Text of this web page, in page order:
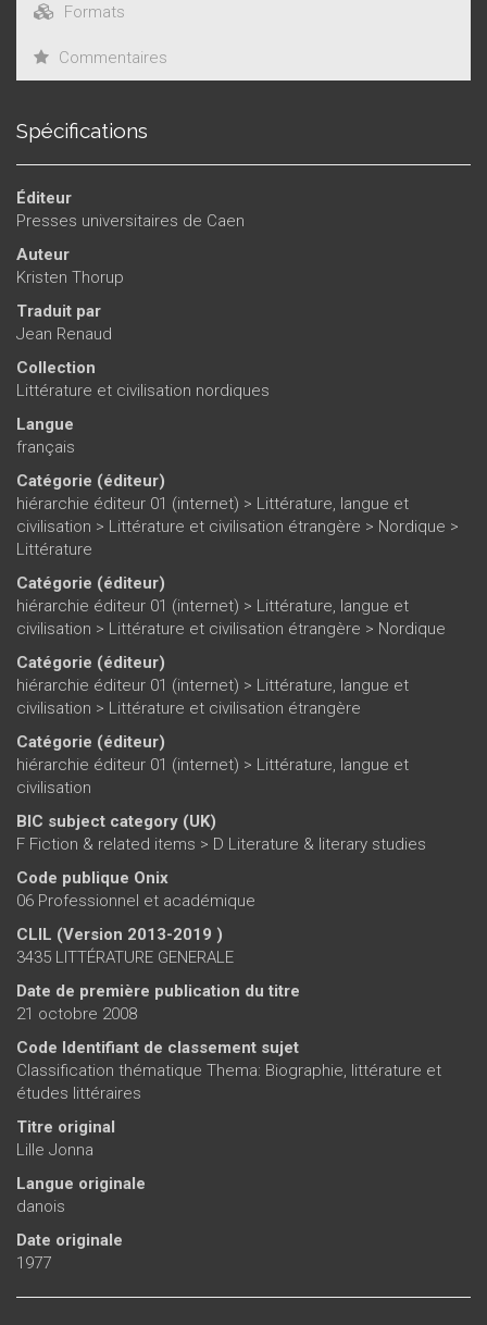
Formats
Commentaires
Spécifications
Éditeur
Presses universitaires de Caen
Auteur
Kristen Thorup
Traduit par
Jean Renaud
Collection
Littérature et civilisation nordiques
Langue
français
Catégorie (éditeur)
hiérarchie éditeur 01 (internet) > Littérature, langue et
civilisation > Littérature et civilisation étrangère > Nordique >
Littérature
Catégorie (éditeur)
hiérarchie éditeur 01 (internet) > Littérature, langue et
civilisation > Littérature et civilisation étrangère > Nordique
Catégorie (éditeur)
hiérarchie éditeur 01 (internet) > Littérature, langue et
civilisation > Littérature et civilisation étrangère
Catégorie (éditeur)
hiérarchie éditeur 01 (internet) > Littérature, langue et
civilisation
BIC subject category (UK)
F Fiction & related items > D Literature & literary studies
Code publique Onix
06 Professionnel et académique
CLIL (Version 2013-2019 )
3435 LITTÉRATURE GENERALE
Date de première publication du titre
21 octobre 2008
Code Identifiant de classement sujet
Classification thématique Thema: Biographie, littérature et
études littéraires
Titre original
Lille Jonna
Langue originale
danois
Date originale
1977